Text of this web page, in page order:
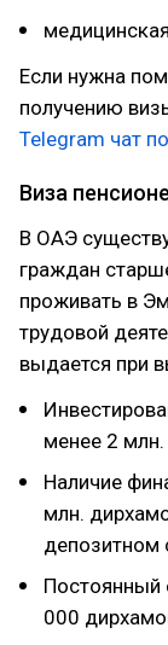
Если нужна
получению
Telegram чат
Виза
В ОАЭ
граждан
проживать в
трудовой
выдается при
менее 2
Наличие
млн.
депозитном
Постоянный
000